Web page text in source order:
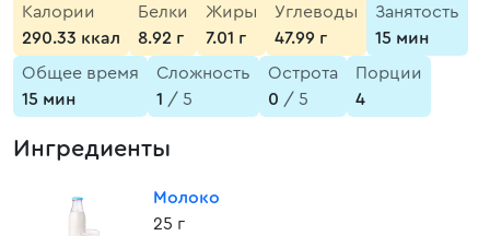
Калории
290.33 ккал
Белки
8.92 г
Жиры
7.01 г
Углеводы
47.99 г
Занятость
15 мин
Общее время
15 мин
Сложность
1 / 5
Острота
0 / 5
Порции
4
Ингредиенты
Молоко
25 г